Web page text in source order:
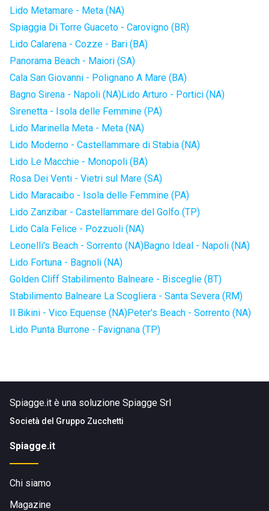
Lido Metamare - Meta (NA)
Spiaggia Di Torre Guaceto - Carovigno (BR)
Lido Calarena - Cozze - Bari (BA)
Panorama Beach - Maiori (SA)
Cala San Giovanni - Polignano A Mare (BA)
Bagno Sirena - Napoli (NA)Lido Arturo - Portici (NA)
Sirenetta - Isola delle Femmine (PA)
Lido Marinella Meta - Meta (NA)
Lido Moderno - Castellammare di Stabia (NA)
Lido Le Macchie - Monopoli (BA)
Rosa Dei Venti - Vietri sul Mare (SA)
Lido Maracaibo - Isola delle Femmine (PA)
Lido Zanzibar - Castellammare del Golfo (TP)
Lido Cala Felice - Pozzuoli (NA)
Leonelli's Beach - Sorrento (NA)Bagno Ideal - Napoli (NA)
Lido Fortuna - Bagnoli (NA)
Golden Cliff Stabilimento Balneare - Bisceglie (BT)
Stabilimento Balneare La Scogliera - Santa Severa (RM)
Il Bikini - Vico Equense (NA)Peter's Beach - Sorrento (NA)
Lido Punta Burrone - Favignana (TP)
Spiagge.it è una soluzione Spiagge Srl
Società del Gruppo Zucchetti
Spiagge.it
Chi siamo
Magazine